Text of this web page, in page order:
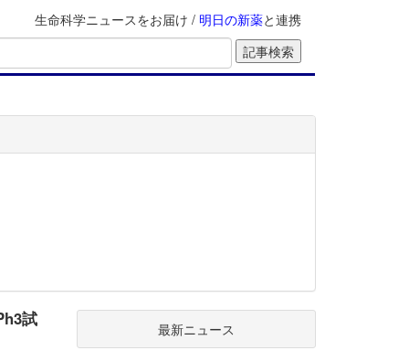
生命科学ニュースをお届け / 明日の新薬と連携
試 最新ニュース